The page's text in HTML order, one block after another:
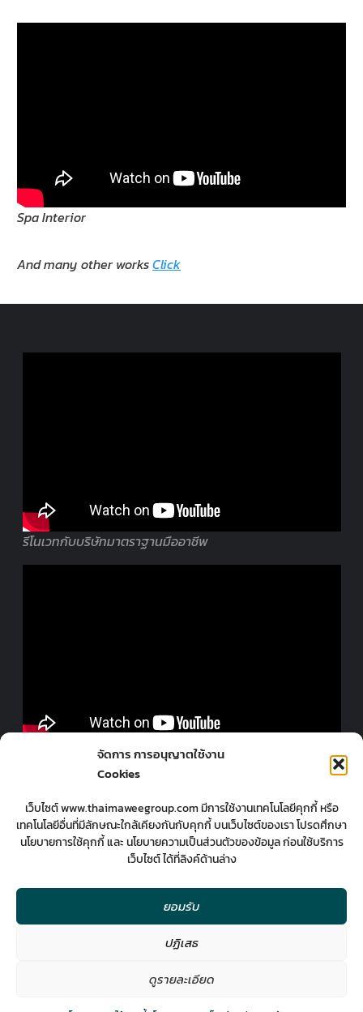
จัดการ การอนุญาตใช้งาน
Cookies
เว็บไซต์ www.thaimaweegroup.com มีการใช้งานเทคโนโลยีคุกกี้ หรือ
เทคโนโลยีอื่นที่มีลักษณะใกล้เคียงกันกับคุกกี้ บนเว็บไซต์ของเรา โปรดศึกษา
นโยบายการใช้คุกกี้ และ นโยบายความเป็นส่วนตัวของข้อมูล ก่อนใช้บริการ
เว็บไซต์ ได้ที่ลิงค์ด้านล่าง
ยอมรับ
ปฏิเสธ
ดูรายละเอียด
Spa Interior
And many other worksClick
รีโนเวทกับบริษัทมาตราฐานมืออาชีพ
ออกแบบร้านโดยมืออาชีพ
Contact us